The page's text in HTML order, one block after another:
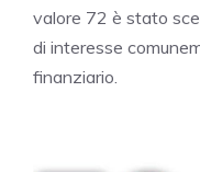
valore 72 è stato
di interesse
finanziario.